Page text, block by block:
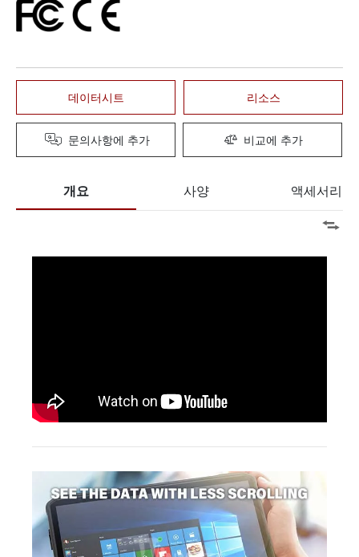
데이터시트 리소스
문의사항에 추가 비교에 추가
개요 사양 액세서리